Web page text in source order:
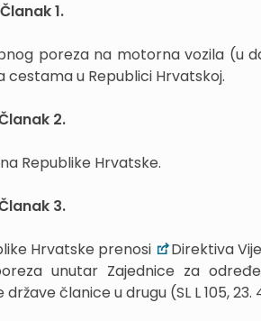
Članak 1.
poreza na motorna vozila (u
u Republici Hrvatskoj.
2.
Republike Hrvatske.
3.
Hrvatske prenosi
Direktiva
unutar Zajednice za
članice u drugu (SL L 105, 23.